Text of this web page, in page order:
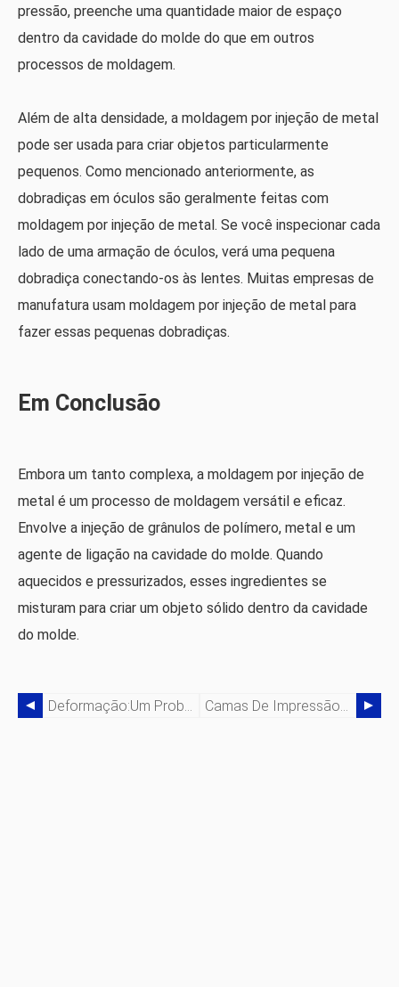
pressão, preenche uma quantidade maior de espaço
dentro da cavidade do molde do que em outros
processos de moldagem.
Além de alta densidade, a moldagem por injeção de metal
pode ser usada para criar objetos particularmente
pequenos. Como mencionado anteriormente, as
dobradiças em óculos são geralmente feitas com
moldagem por injeção de metal. Se você inspecionar cada
lado de uma armação de óculos, verá uma pequena
dobradiça conectando-os às lentes. Muitas empresas de
manufatura usam moldagem por injeção de metal para
fazer essas pequenas dobradiças.
Em Conclusão
Embora um tanto complexa, a moldagem por injeção de
metal é um processo de moldagem versátil e eficaz.
Envolve a injeção de grânulos de polímero, metal e um
agente de ligação na cavidade do molde. Quando
aquecidos e pressurizados, esses ingredientes se
misturam para criar um objeto sólido dentro da cavidade
do molde.
Deformação:Um Problema De Impressão 3D Comum, Mas Evitável Camas De Impressão 3D:uma Visão Geral De Como Funcionam